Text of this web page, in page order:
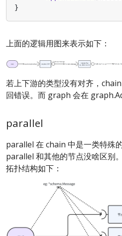
}
上面的逻辑用图来表示如下：
若上下游的类型没有对齐，
回错误。而 graph 会在
parallel
parallel 在 chain 中是一类特殊
parallel 和其他的节点没啥区别
拓扑结构如下：